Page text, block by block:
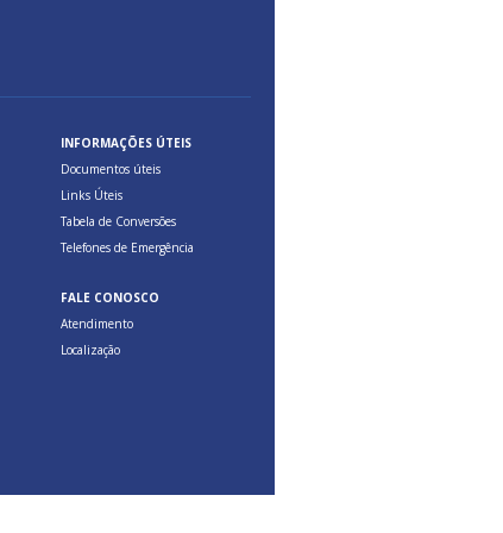
INFORMAÇÕES ÚTEIS
Documentos úteis
Links Úteis
Tabela de Conversões
Telefones de Emergência
FALE CONOSCO
Atendimento
Localização